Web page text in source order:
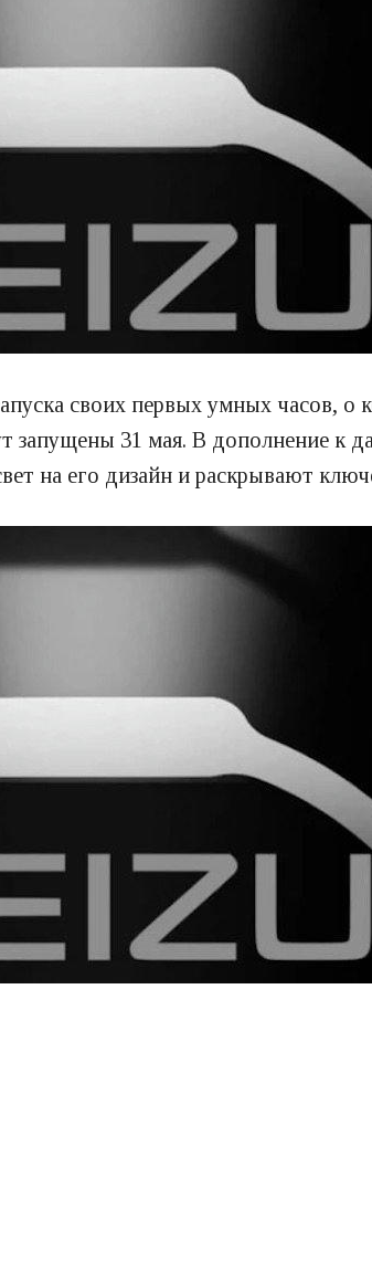
своих первых умных часов, о
31 мая. В дополнение к
на его дизайн и раскрывают